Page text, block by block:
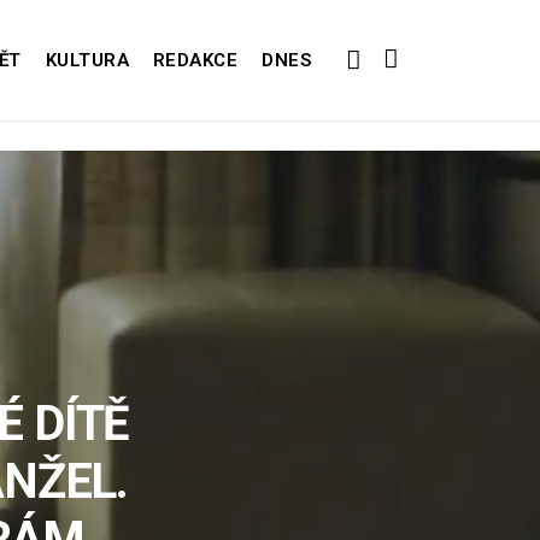
KULTURA REDAKCE DNES
DÍTĚ